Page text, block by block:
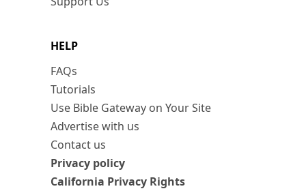
HELP
FAQs
Tutorials
Use Bible Gateway on Your Site
Advertise with us
Contact us
Privacy policy
California Privacy Rights